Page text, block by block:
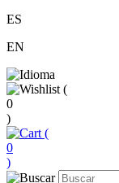
ES
EN
(
0
)
(
0
)